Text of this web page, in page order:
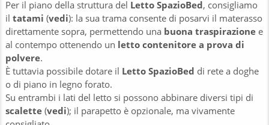
Per il piano della struttura del Letto SpazioBed, consigliamo
il tatami (vedi): la sua trama consente di posarvi il materasso
direttamente sopra, permettendo una buona traspirazionee
al contempo ottenendo un letto contenitore a prova di
polvere.
È tuttavia possibile dotare il Letto SpazioBed di rete a doghe
o di piano in legno forato.
Su entrambi i lati del letto si possono abbinare diversi tipi di
scalette(vedi); il parapetto è opzionale, ma vivamente